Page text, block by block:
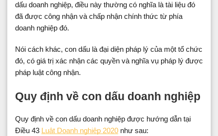
dấu doanh nghiệp, điều này thường có nghĩa là tài liệu đó
đã được công nhận và chấp nhận chính thức từ phía
doanh nghiệp đó.
Nói cách khác, con dấu là đại diện pháp lý của một tổ chức
đó, có giá trị xác nhận các quyền và nghĩa vụ pháp lý được
pháp luật công nhận.
Quy định về con dấu doanh nghiệp
Quy định về con dấu doanh nghiệp được hướng dẫn tại
Điều 43 Luật Doanh nghiệp 2020 như sau: